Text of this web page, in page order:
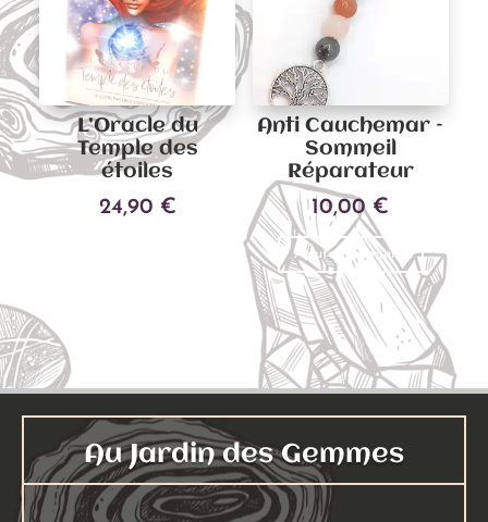
sur
la
L’Oracle du
Temple des
étoiles
24,90 €
Anti Cauchemar –
Sommeil
Réparateur
10,00 €
Ajouter au panier
Au Jardin des Gemmes